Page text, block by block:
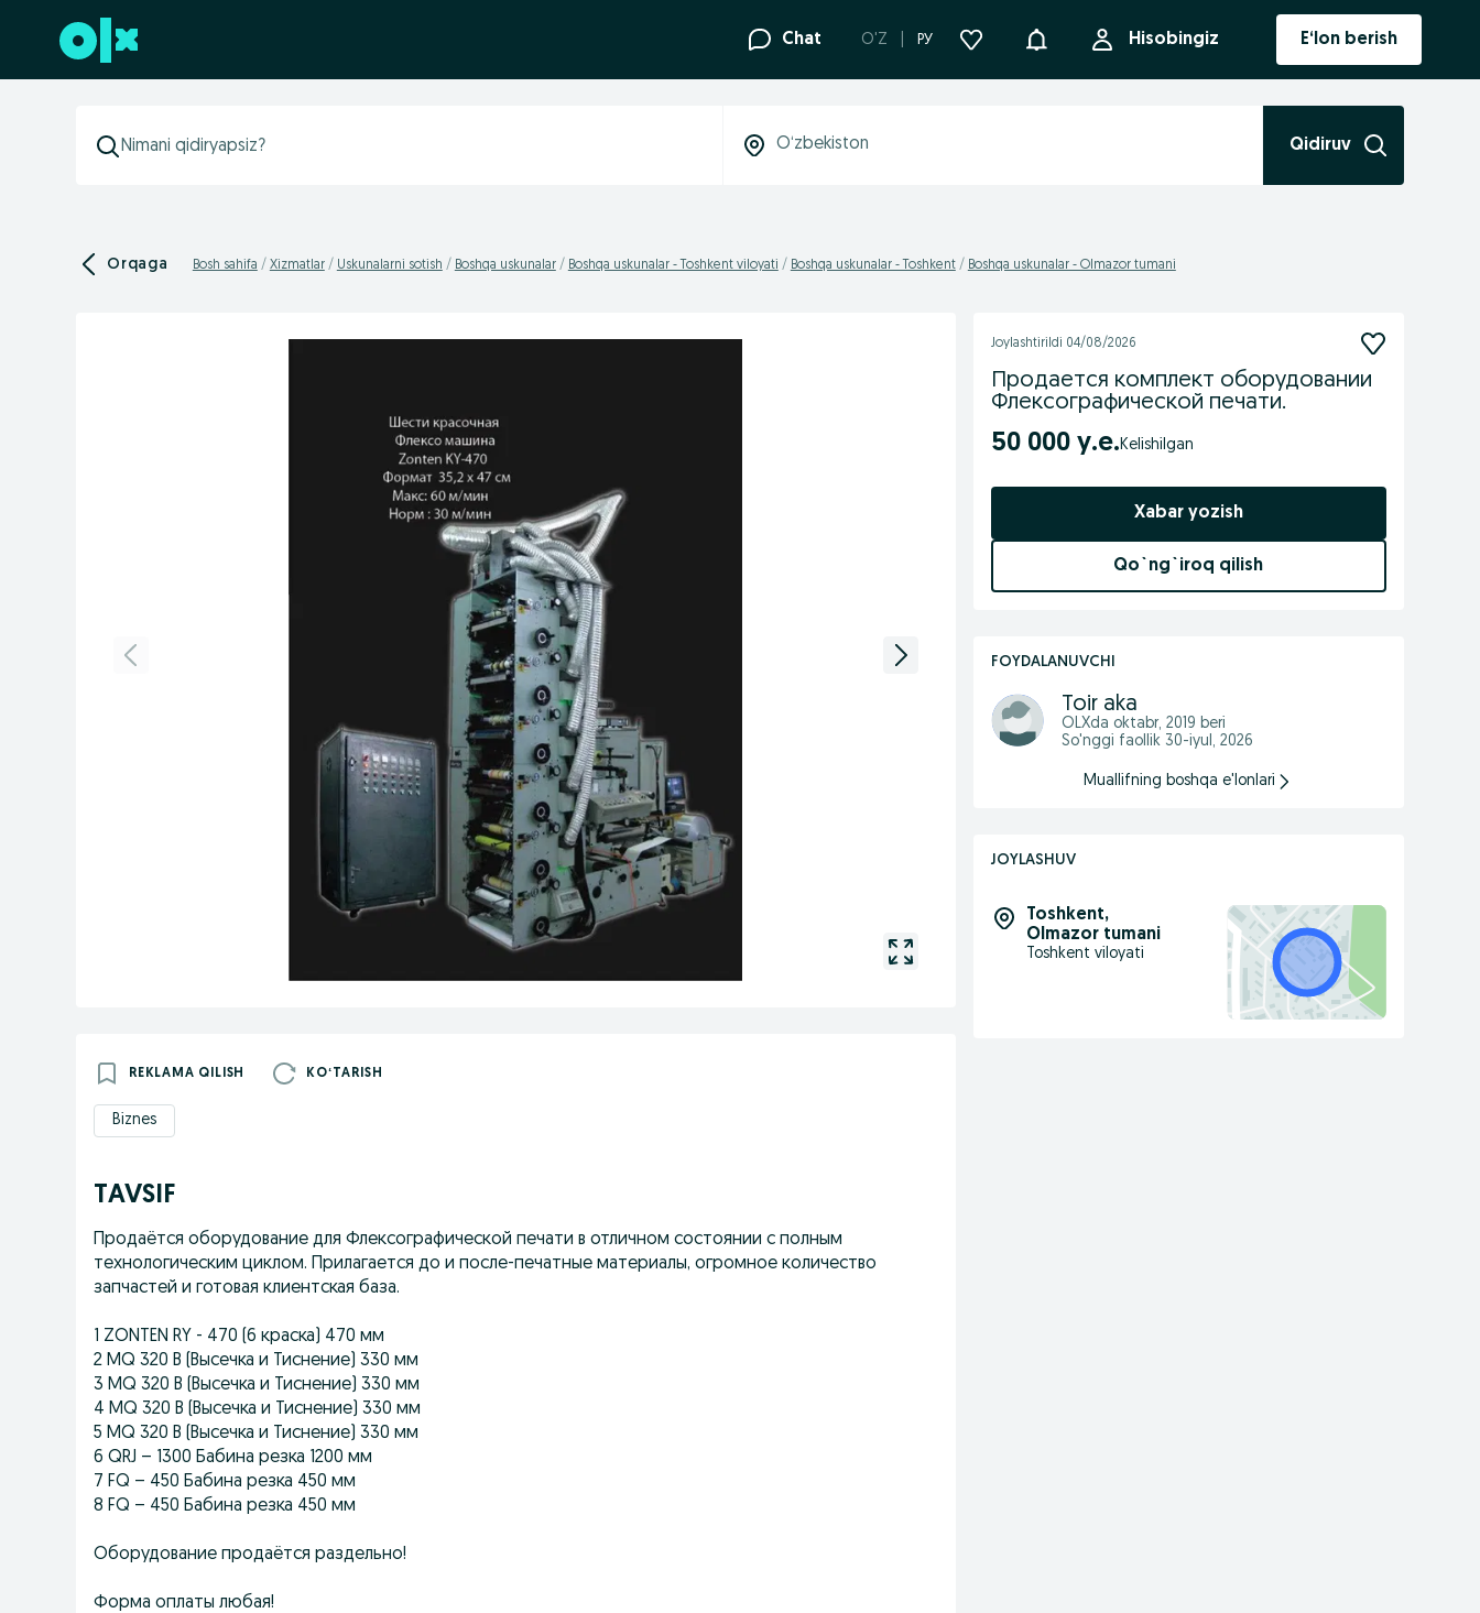
Futerga oʻtish Chat O'Z РУ Bildirishnoma Hisobingiz E‘lon berish
Qidiruv
Orqaga Bosh sahifa Xizmatlar Uskunalarni sotish Boshqa uskunalar Boshqa uskunalar - Toshkent viloyati Boshqa uskunalar - Toshkent Boshqa uskunalar - Olmazor tumani
REKLAMA QILISH KOʻTARISH
Biznes
TAVSIF
Продаётся оборудование для Флексографической печати в отличном состоянии с полным
технологическим циклом. Прилагается до и после-печатные материалы, огромное количество
запчастей и готовая клиентская база.
1 ZONTEN RY - 470 (6 краска) 470 мм
2 MQ 320 B (Высечка и Тиснение) 330 мм
3 MQ 320 B (Высечка и Тиснение) 330 мм
4 MQ 320 B (Высечка и Тиснение) 330 мм
5 MQ 320 B (Высечка и Тиснение) 330 мм
6 QRJ – 1300 Бабина резка 1200 мм
7 FQ – 450 Бабина резка 450 мм
8 FQ – 450 Бабина резка 450 мм
Оборудование продаётся раздельно!
Форма оплаты любая!
Joylashtirildi 04/08/2026
Продается комплект оборудовании
Флексографической печати.
50 000 у.е.
Xabar yozish
Qo`ng`iroq qilish
FOYDALANUVCHI
Toir aka
OLXda oktabr, 2019 beri
So'nggi faollik 30-iyul, 2026
Muallifning boshqa e'lonlari
JOYLASHUV
Toshkent,
Olmazor tumani
Toshkent viloyati